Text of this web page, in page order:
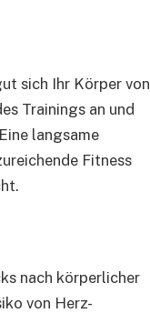
sich Ihr Körper von
Trainings an und
langsame
Fitness
nach körperlicher
von Herz-